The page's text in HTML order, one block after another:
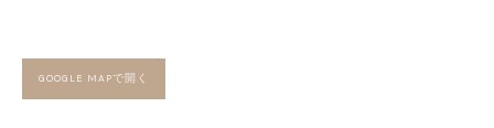
GOOGLE MAPで開く